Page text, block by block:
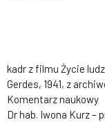
kadr z filmu Życie
Gerdes, 1941, z
Komentarz naukowy
Dr hab. Iwona Kurz –